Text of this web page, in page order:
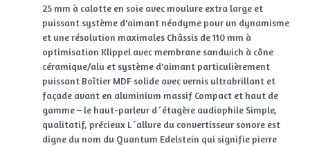
25 mm à calotte en soie avec moulure extra large et
puissant système d'aimant néodyme pour un dynamisme
et une résolution maximales Châssis de 110 mm à
optimisation Klippel avec membrane sandwich à cône
céramique/alu et système d'aimant particulièrement
puissant Boîtier MDF solide avec vernis ultrabrillant et
façade avant en aluminium massif Compact et haut de
gamme – le haut-parleur d´étagère audiophile Simple,
qualitatif, précieux L´allure du convertisseur sonore est
digne du nom du Quantum Edelstein qui signifie pierre